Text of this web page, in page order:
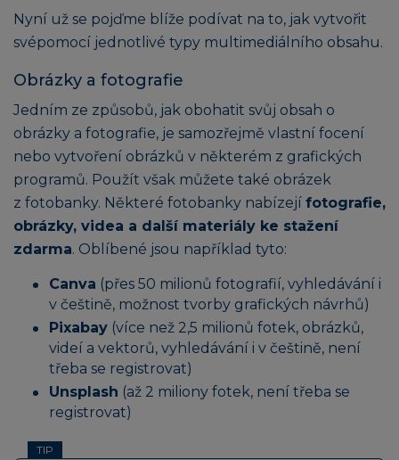
Nyní už se pojďme blíže podívat na to, jak vytvořit
svépomocí jednotlivé typy multimediálního obsahu.
Obrázky a fotografie
Jedním ze způsobů, jak obohatit svůj obsah o
obrázky a fotografie, je samozřejmě vlastní focení
nebo vytvoření obrázků v některém z grafických
programů. Použít však můžete také obrázek
z fotobanky. Některé fotobanky nabízejí fotografie,
obrázky, videa a další materiály ke stažení
zdarma. Oblíbené jsou například tyto:
Canva (přes 50 milionů fotografií, vyhledávání i
v češtině, možnost tvorby grafických návrhů)
Pixabay (více než 2,5 milionů fotek, obrázků,
videí a vektorů, vyhledávání i v češtině, není
třeba se registrovat)
Unsplash (až 2 miliony fotek, není třeba se
registrovat)
TIP